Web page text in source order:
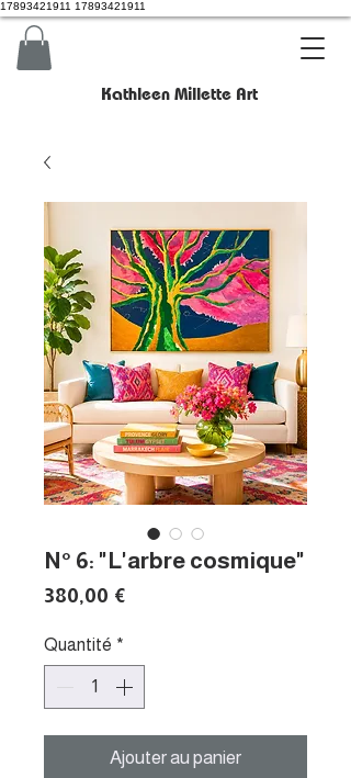
17893421911 17893421911
Kathleen Millette Art
N° 6: "L'arbre cosmique"
380,00 €
Quantité *
Ajouter au panier